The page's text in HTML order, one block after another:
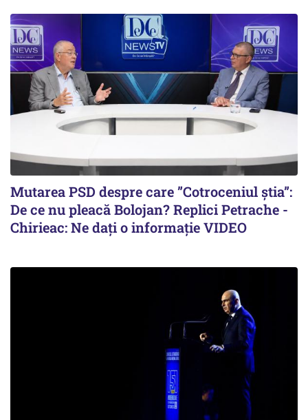
Mutarea PSD despre care ”Cotroceniul știa”:
De ce nu pleacă Bolojan? Replici Petrache -
Chirieac: Ne dați o informație VIDEO